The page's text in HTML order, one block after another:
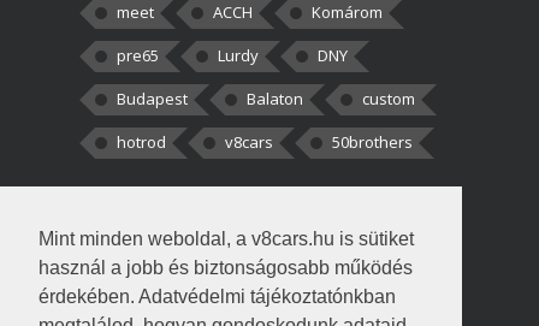
Mint minden weboldal, a v8cars.hu is sütiket
használ a jobb és biztonságosabb működés
érdekében. Adatvédelmi tájékoztatónkban
meet ACCH
Komárom
pre65
Lurdy
DNY
Budapest
Balaton
custom
hotrod
v8cars 50brothers
kortisz:Elszúrtam! Én csak két
darabbaal számoltam. Nem tudtam, hogy fél autót,